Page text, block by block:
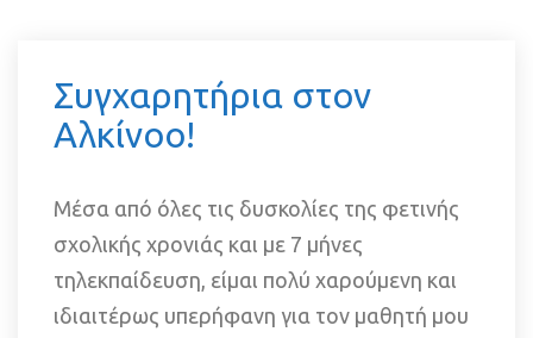
Συγχαρητήρια στον
Αλκίνοο!
Μέσα από όλες τις δυσκολίες της φετινής
σχολικής χρονιάς και με 7 μήνες
τηλεκπαίδευση, είμαι πολύ χαρούμενη και
ιδιαιτέρως υπερήφανη για τον μαθητή μου